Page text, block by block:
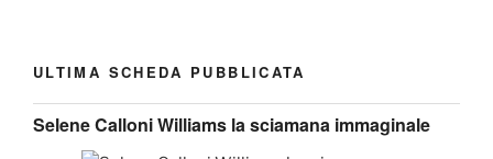
ULTIMA SCHEDA PUBBLICATA
Selene Calloni Williams la sciamana immaginale